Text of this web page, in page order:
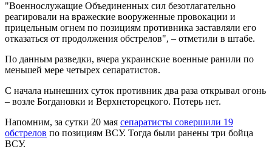
"Военнослужащие Объединенных сил безотлагательно
реагировали на вражеские вооруженные провокации и
прицельным огнем по позициям противника заставляли его
отказаться от продолжения обстрелов", – отметили в штабе.
По данным разведки, вчера украинские военные ранили по
меньшей мере четырех сепаратистов.
С начала нынешних суток противник два раза открывал огонь
– возле Богдановки и Верхнеторецкого. Потерь нет.
Напомним, за сутки 20 мая сепаратисты совершили 19
обстрелов по позициям ВСУ. Тогда были ранены три бойца
ВСУ.